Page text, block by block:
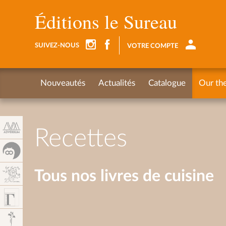
Recettes
Tous nos livres de cuisine
Éditions le Sureau
SUIVEZ-NOUS VOTRE COMPTE
Nouveautés Actualités Catalogue Our